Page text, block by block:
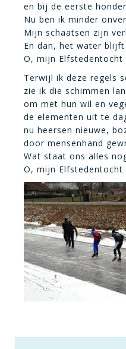
en bij de eerste
Nu ben ik minder
Mijn schaatsen zijn
En dan, het water
O, mijn Elfstedentocht
Terwijl ik deze regels
zie ik die schimmen
om met hun wil en
de elementen uit te
nu heersen nieuwe,
door mensenhand
Wat staat ons alles
O, mijn Elfstedentocht